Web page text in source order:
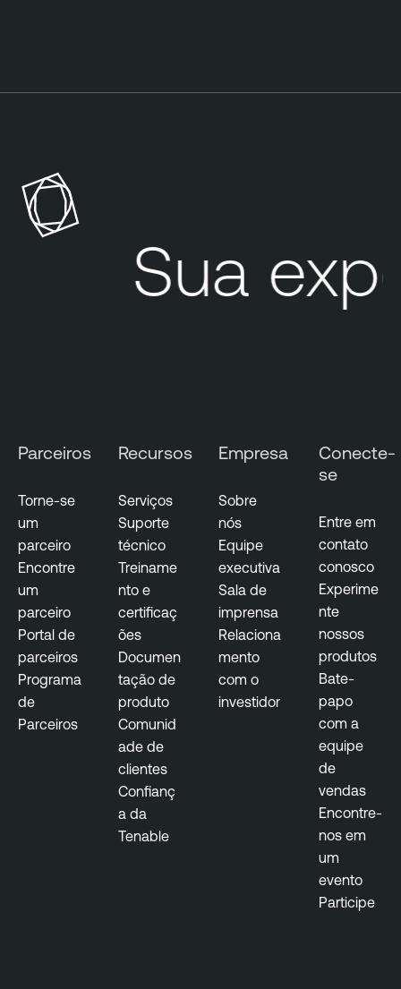
a
b
l
t
Sua
Parceiros
Torne-se
um
parceiro
Encontre
um
parceiro
Portal de
parceiros
Programa
de
Parceiros
Recursos
Serviços
Suporte
técnico
Treiname
nto e
certificaç
ões
Documen
tação de
produto
Comunid
ade de
clientes
Confianç
a da
Tenable
Empresa
Sobre
nós
Equipe
executiva
Sala de
imprensa
Relaciona
mento
com o
investidor
Conecte-
se
Entre em
contato
conosco
Experime
nte
nossos
produtos
Bate-
papo
com a
equipe
de
vendas
Encontre-
nos em
um
evento
Participe